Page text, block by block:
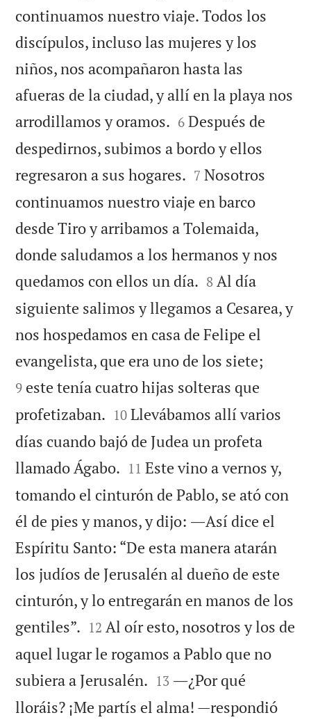
continuamos nuestro viaje. Todos los
discípulos, incluso las mujeres y los
niños, nos acompañaron hasta las
afueras de la ciudad, y allí en la playa nos
arrodillamos y oramos. 

6 Después de
despedirnos, subimos a bordo y ellos
regresaron a sus hogares. 

7 Nosotros
continuamos nuestro viaje en barco
desde Tiro y arribamos a Tolemaida,
donde saludamos a los hermanos y nos
quedamos con ellos un día. 

8 Al día
siguiente salimos y llegamos a Cesarea, y
nos hospedamos en casa de Felipe el
evangelista, que era uno de los siete;
9 este tenía cuatro hijas solteras que
profetizaban. 

10 Llevábamos allí varios
días cuando bajó de Judea un profeta
llamado Ágabo. 

11 Este vino a vernos y,
tomando el cinturón de Pablo, se ató con
él de pies y manos, y dijo: ―Así dice el
Espíritu Santo: “De esta manera atarán
los judíos de Jerusalén al dueño de este
cinturón, y lo entregarán en manos de los
gentiles”. 

12 Al oír esto, nosotros y los de
aquel lugar le rogamos a Pablo que no
subiera a Jerusalén. 

13 ―¿Por qué
lloráis? ¡Me partís el alma! —respondió